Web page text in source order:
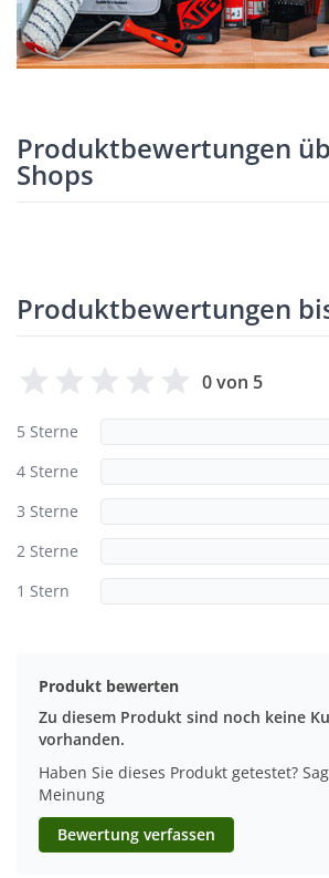
Produktbewertungen
Shops
Produktbewertungen
0 von 5
5 Sterne
4 Sterne
3 Sterne
2 Sterne
1 Stern
Produkt bewerten
Zu diesem Produkt sind noch keine
vorhanden.
Haben Sie dieses Produkt getestet?
Meinung
Bewertung verfassen